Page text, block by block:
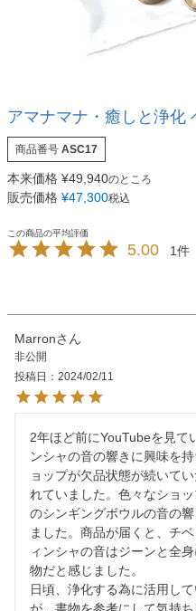
アマナマナ・癒しと浄化
商品番号 ASC17
本来価格 ¥49,940のところ
販売価格 ¥47,300税込
5.00 1
Marron
非公開
投稿日
2024/02/11
2年ほど前にYouTubeを見て
ンシャの音の響きに興味を
ョップが欠品状態が続いて
れていました。色々なショ
のシンギングボウルの音の
ました。商品が届くと、チ
ィンシャの音はジーンと全
物だと感じました。
日頃、浄化する為に活用し